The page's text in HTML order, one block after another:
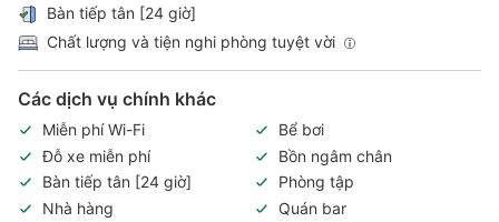
Bàn tiếp tân [24 giờ]
Chất lượng và tiện nghi phòng tuyệt vời
Các dịch vụ chính khác
Miễn phí Wi-Fi
Bể bơi
Đỗ xe miễn phí
Bồn ngâm chân
Bàn tiếp tân [24 giờ]
Phòng tập
Nhà hàng
Quán bar